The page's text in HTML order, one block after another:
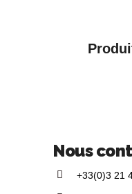
Nous
+33(0)3 21